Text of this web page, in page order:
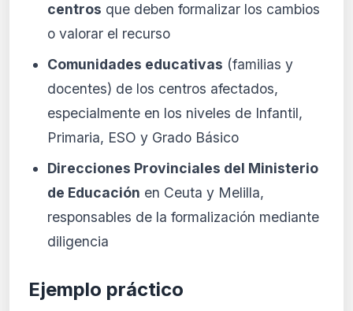
centros que deben formalizar los cambios
o valorar el recurso
Comunidades educativas (familias y
docentes) de los centros afectados,
especialmente en los niveles de Infantil,
Primaria, ESO y Grado Básico
Direcciones Provinciales del Ministerio
de Educación en Ceuta y Melilla,
responsables de la formalización mediante
diligencia
Ejemplo práctico